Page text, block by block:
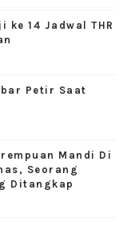
14 Jadwal THR
Petir Saat
Mandi Di
Seorang
Ditangkap